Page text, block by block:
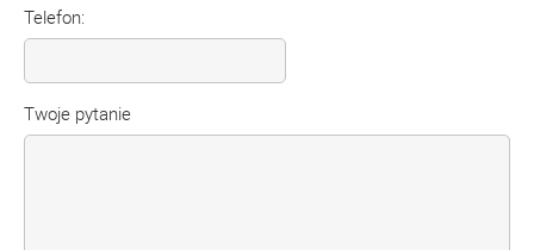
Telefon:
Twoje pytanie